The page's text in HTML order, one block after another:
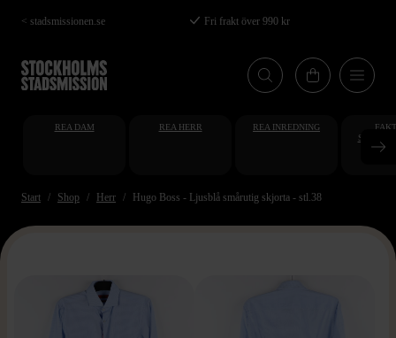
Hoppa
till
huvudinnehåll
< stadsmissionen.se Fri frakt över 990 kr
REA DAM REA HERR REA INREDNING
Start Shop Herr Hugo Boss - Ljusblå smårutig skjorta - stl.38